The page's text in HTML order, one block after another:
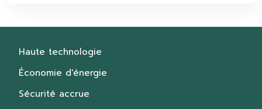
Haute technologie
Économie d'énergie
Sécurité accrue